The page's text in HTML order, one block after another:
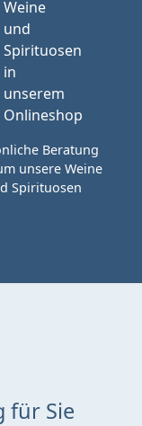
Beratung
unsere Weine
Spirituosen
für Sie